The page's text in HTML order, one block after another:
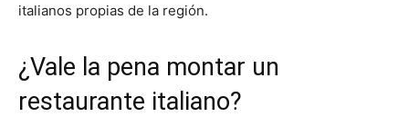
italianos propias de la región.
¿Vale la pena montar un
restaurante italiano?